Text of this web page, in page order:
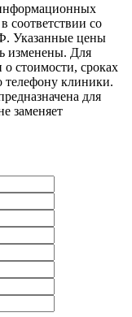
соответствии со
Указанные цены
изменены. Для
стоимости, сроках
телефону клиники.
для
заменяет